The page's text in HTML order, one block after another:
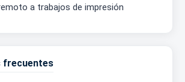
a trabajos de impresión
frecuentes